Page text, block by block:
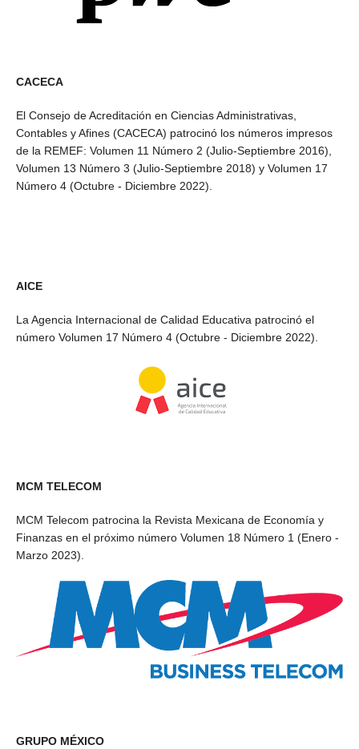
CACECA
El Consejo de Acreditación en Ciencias Administrativas,
Contables y Afines (CACECA) patrocinó los números impresos
de la REMEF: Volumen 11 Número 2 (Julio-Septiembre2016),
Volumen 13 Número 3 (Julio-Septiembre 2018) y Volumen 17
Número 4 (Octubre - Diciembre 2022).
AICE
La Agencia Internacional de Calidad Educativa patrocinó el
número Volumen 17 Número 4 (Octubre - Diciembre 2022).
MCM TELECOM
MCM Telecom patrocina la Revista Mexicana de Economía y
Finanzas en el próximo número Volumen 18 Número 1 (Enero -
Marzo 2023).
GRUPO MÉXICO